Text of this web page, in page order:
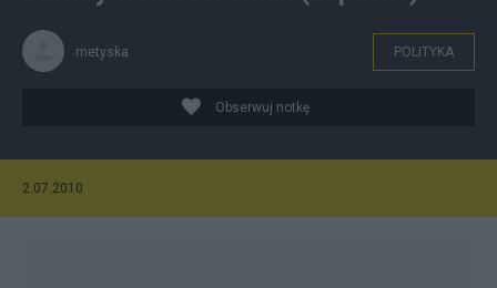
metyska POLITYKA
Obserwuj notkę
2.07.2010